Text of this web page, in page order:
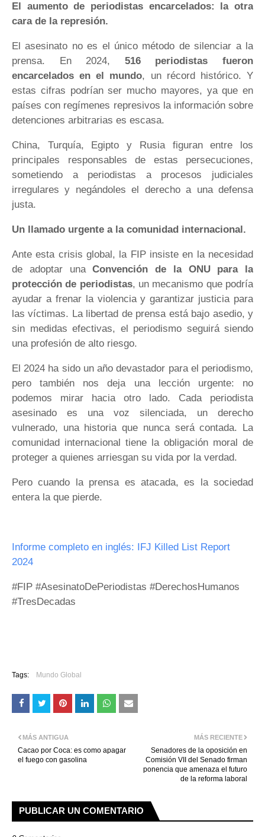
El aumento de periodistas encarcelados: la otra
cara de la represión.
El asesinato no es el único método de silenciar a la
prensa. En 2024, 516 periodistas fueron
encarcelados en el mundo, un récord histórico. Y
estas cifras podrían ser mucho mayores, ya que en
países con regímenes represivos la información sobre
detenciones arbitrarias es escasa.
China, Turquía, Egipto y Rusia figuran entre los
principales responsables de estas persecuciones,
sometiendo a periodistas a procesos judiciales
irregulares y negándoles el derecho a una defensa
justa.
Un llamado urgente a la comunidad internacional.
Ante esta crisis global, la FIP insiste en la necesidad
de adoptar unaConvención de la ONU para la
protección de periodistas, un mecanismo que podría
ayudar a frenar la violencia y garantizar justicia para
las víctimas. La libertad de prensa está bajo asedio, y
sin medidas efectivas, el periodismo seguirá siendo
una profesión de alto riesgo.
El 2024 ha sido un año devastador para el periodismo,
pero también nos deja una lección urgente: no
podemos mirar hacia otro lado. Cada periodista
asesinado es una voz silenciada, un derecho
vulnerado, una historia que nunca será contada. La
comunidad internacional tiene la obligación moral de
proteger a quienes arriesgan su vida por la verdad.
Pero cuando la prensa es atacada, es la sociedad
entera la que pierde.
Informe completo en inglés: IFJ Killed List Report
2024
#FIP #AsesinatoDePeriodistas #DerechosHumanos
#TresDecadas
Tags: Mundo Global
MÁS RECIENTE
Senadores de la oposición en
Comisión VII del Senado firman
ponencia que amenaza el futuro
de la reforma laboral
MÁS ANTIGUA
Cacao por Coca: es como apagar
el fuego con gasolina
PUBLICAR UN COMENTARIO